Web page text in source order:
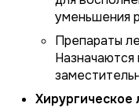
уменьшения
Препараты
Назначаются
Хирургическое